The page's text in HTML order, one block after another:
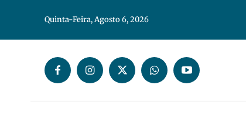
Quinta-Feira, Agosto 6, 2026